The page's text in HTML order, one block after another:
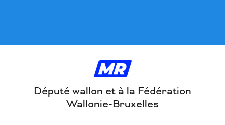
Député wallon et à la Fédération
Wallonie-Bruxelles